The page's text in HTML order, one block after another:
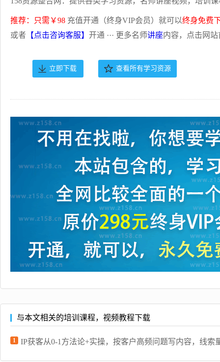
推荐：只需￥98 充值开通（终身VIP会员）就可以终身免费
或者 【点击咨询客服】 开通 ··· 更多名师讲座内容，点击网
立即下载 查看所有学习资源
与本文相关的培训课程，视频教程下载
1 IP获客从0-1方法论+实操，按客户高频问题写内容，线索